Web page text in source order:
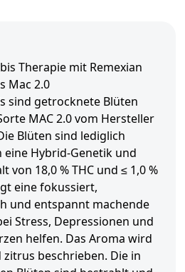
Therapie mit Remexian
Mac 2.0
sind getrocknete Blüten
MAC 2.0 vom Hersteller
Blüten sind lediglich
eine Hybrid-Genetik und
von 18,0 % THC und ≤ 1,0 %
eine fokussiert,
und entspannt machende
Stress, Depressionen und
helfen. Das Aroma wird
beschrieben. Die in